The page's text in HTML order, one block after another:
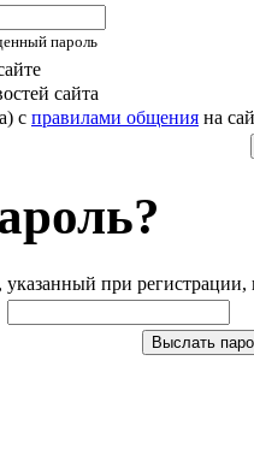
пароль
сайта
с правилами общения на
указанный при